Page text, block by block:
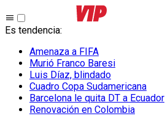
Es tendencia:
Amenaza a FIFA
Murió Franco Baresi
Luis Díaz, blindado
Cuadro Copa Sudamericana
Barcelona le quita DT a Ecuador
Renovación en Colombia